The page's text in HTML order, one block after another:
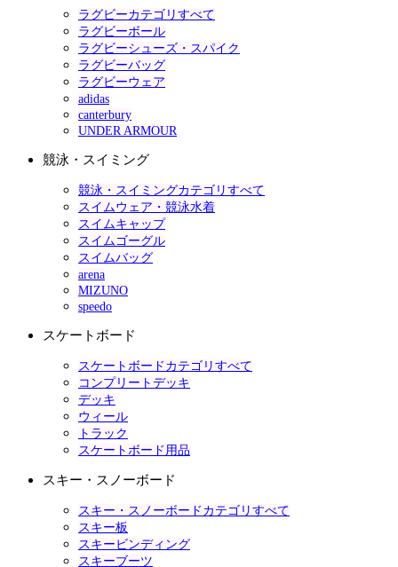
ラグビーカテゴリすべて
ラグビーボール
ラグビーシューズ・スパイク
ラグビーバッグ
ラグビーウェア
adidas
canterbury
UNDER ARMOUR
競泳・スイミング
競泳・スイミングカテゴリすべて
スイムウェア・競泳水着
スイムキャップ
スイムゴーグル
スイムバッグ
arena
MIZUNO
speedo
スケートボード
スケートボードカテゴリすべて
コンプリートデッキ
デッキ
ウィール
トラック
スケートボード用品
スキー・スノーボード
スキー・スノーボードカテゴリすべて
スキー板
スキービンディング
スキーブーツ